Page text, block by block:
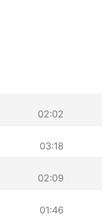
02:02
03:18
02:09
01:46